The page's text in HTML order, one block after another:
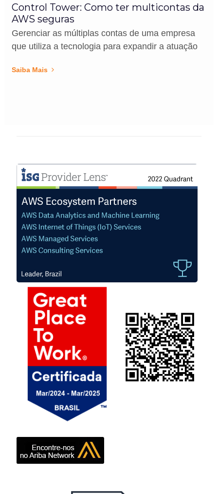
Control Tower: Como ter multicontas da
AWS seguras
Gerenciar as múltiplas contas de uma empresa
que utiliza a tecnologia para expandir a atuação
Saiba Mais